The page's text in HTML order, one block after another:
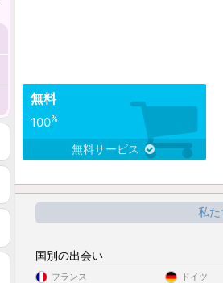
無料
100%
無料サービス
私た
国別の出会い
フランス ドイツ